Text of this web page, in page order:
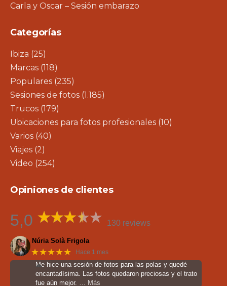
Carla y Oscar – Sesión embarazo
Categorías
Ibiza (25)
Marcas (118)
Populares (235)
Sesiones de fotos (1.185)
Trucos (179)
Ubicaciones para fotos profesionales (10)
Varios (40)
Viajes (2)
Video (254)
Opiniones de clientes
5,0 130 reviews
Núria Solà Frigola
★★★★★ Hace 1 mes
Me hice una sesión de fotos para las polas y quedé
encantadísima. Las fotos quedaron preciosas y el trato
fue aún mejor.
… Más